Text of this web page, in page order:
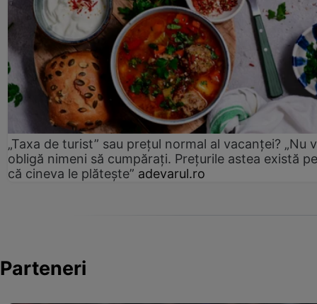
„Taxa de turist” sau prețul normal al vacanței? „Nu
obligă nimeni să cumpărați. Prețurile astea există
că cineva le plătește” adevarul.ro
Parteneri